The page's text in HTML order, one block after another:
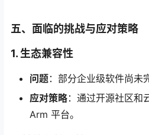
五、面临的挑战与应对策略
1. 生态兼容性
问题：部分企业级软件尚未
应对策略：通过开源社区和
Arm 平台。